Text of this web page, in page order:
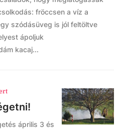
fröccsen a víz a
szódásüveg is jól feltöltve
ápoljuk
kacaj...
április 3 és